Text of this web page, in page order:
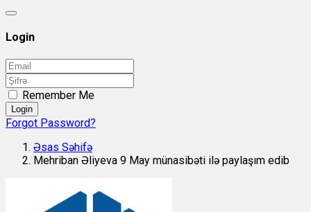
Login
Remember Me
Login
Forgot Password?
Əsas Səhifə
Mehriban Əliyeva 9 May münasibəti ilə paylaşım edib